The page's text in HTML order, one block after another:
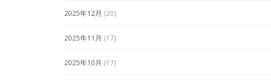
2025年12月 (20)
2025年11月 (17)
2025年10月 (17)